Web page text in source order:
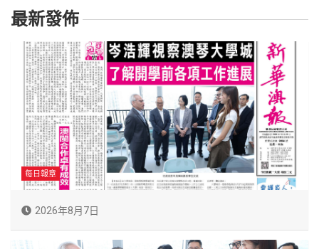
最新發佈
每日報章
2026年8月7日